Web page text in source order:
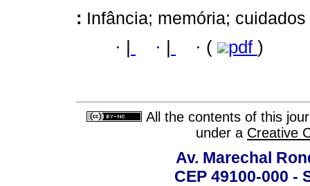
: Infância; memória;
· · · ( pdf )
All the contents of this
under a Creative
Av. Marechal
CEP 49100-000 -